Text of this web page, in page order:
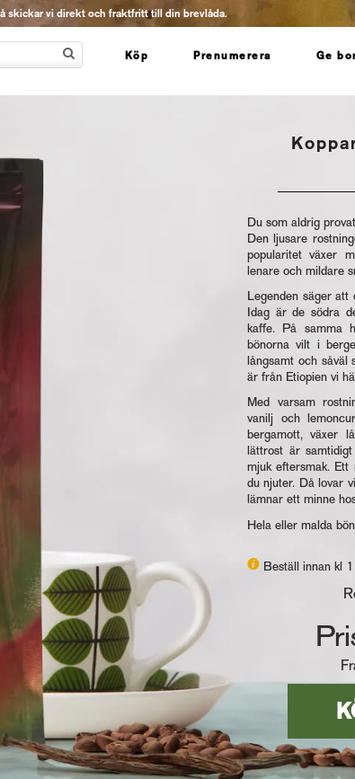
skickar vi direkt och fraktfritt till din brevlåda.
Köp Prenumerera Ge
Du som aldrig
Den ljusare
popularitet växer
lenare och mildare
Legenden säger
Idag är de södra
kaffe. På samma
bönorna vilt i
långsamt och såväl
är från Etiopien vi
Med varsam
vanilj och
bergamott, växer
lättrost är
mjuk eftersmak.
du njuter. Då lovar
lämnar ett minne
Hela eller malda
Beställ innan kl